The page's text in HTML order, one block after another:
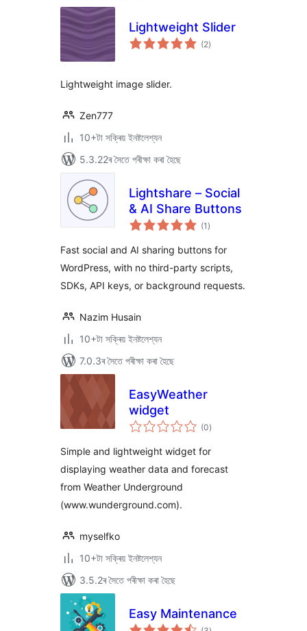
Lightweight Slider
(2টা
মুঠ)
Lightweight image slider.
Zen777
10+টা সক্ৰিয় ইনষ্টলেশ্যন
5.3.22ৰ সৈতে পৰীক্ষা কৰা হৈছে
Lightshare – Social
& AI Share Buttons
(1 টা
মুঠ)
Fast social and AI sharing buttons for
WordPress, with no third-party scripts,
SDKs, API keys, or background requests.
Nazim Husain
10+টা সক্ৰিয় ইনষ্টলেশ্যন
7.0.3ৰ সৈতে পৰীক্ষা কৰা হৈছে
EasyWeather
widget
(0টা
মুঠ)
Simple and lightweight widget for
displaying weather data and forecast
from Weather Underground
(www.wunderground.com).
myselfko
10+টা সক্ৰিয় ইনষ্টলেশ্যন
3.5.2ৰ সৈতে পৰীক্ষা কৰা হৈছে
Easy Maintenance
টা